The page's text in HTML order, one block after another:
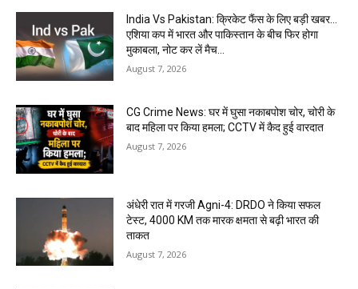
India Vs Pakistan: क्रिकेट फैंस के लिए बड़ी खबर…
एशिया कप में भारत और पाकिस्तान के बीच फिर होगा
मुकाबला, नोट कर लें मैच...
August 7, 2026
CG Crime News: घर में घुसा नकाबपोश चोर, चोरी के
बाद महिला पर किया हमला; CCTV में कैद हुई वारदात
August 7, 2026
अंधेरी रात में गरजी Agni-4: DRDO ने किया सफल
टेस्ट, 4000 KM तक मारक क्षमता से बढ़ी भारत की
ताकत
August 7, 2026